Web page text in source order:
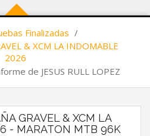
Finalizadas /
& XCM LA INDOMABLE
2026
de JESUS RULL LOPEZ
GRAVEL & XCM LA
- MARATON MTB 96K